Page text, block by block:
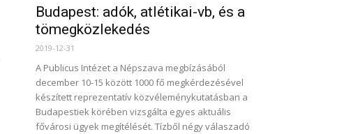
Budapest: adók, atlétikai-vb, és a
tömegközlekedés
2019-12-31
A Publicus Intézet a Népszava megbízásából
december 10-15 között 1000 fő megkérdezésével
készített reprezentatív közvéleménykutatásban a
Budapestiek körében vizsgálta egyes aktuális
fővárosi ügyek megítélését. Tízből négy válaszadó